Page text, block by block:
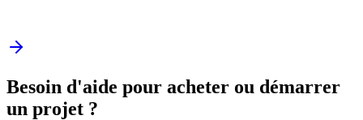
Besoin d'aide pour acheter ou démarrer
un projet ?